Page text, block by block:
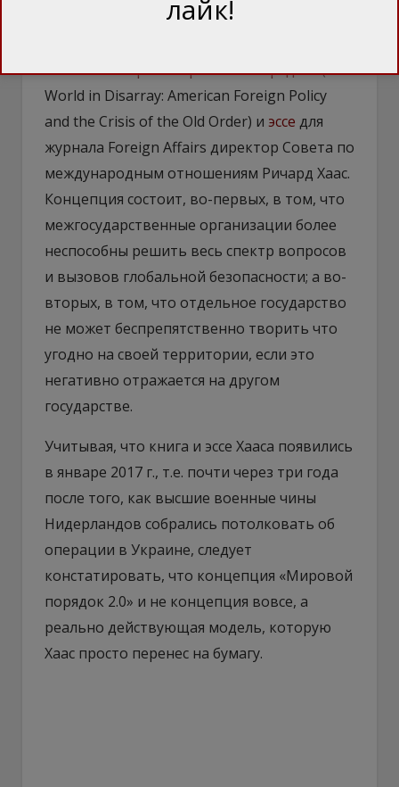
детально изложил в своей книге
политика и кризис прежнего порядка»(A
World in Disarray: American Foreign Policy
and the Crisis of the Old Order) и эссе для
журнала Foreign Affairs директор Совета по
международным отношениям Ричард Хаас.
Концепция состоит, во-первых, в том, что
межгосударственные организации более
неспособны решить весь спектр вопросов
и вызовов глобальной безопасности; а во-
вторых, в том, что отдельное государство
не может беспрепятственно творить что
угодно на своей территории, если это
негативно отражается на другом
государстве.
Учитывая, что книга и эссе Хааса появились
в январе 2017 г., т.е. почти через три года
после того, как высшие военные чины
Нидерландов собрались потолковать об
операции в Украине, следует
констатировать, что концепция «Мировой
порядок 2.0» и не концепция вовсе, а
реально действующая модель, которую
Хаас просто перенес на бумагу.
лайк!